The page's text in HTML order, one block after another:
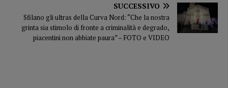
SUCCESSIVO
Sfilano gli ultras della Curva Nord: “Che la nostra
grinta sia stimolo di fronte a criminalità e degrado,
piacentini non abbiate paura” – FOTO e VIDEO